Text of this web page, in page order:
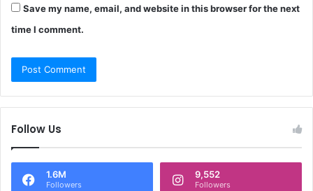
Save my name, email, and website in this browser for the next
time I comment.
Follow Us
1.6M
Followers
9,552
Followers